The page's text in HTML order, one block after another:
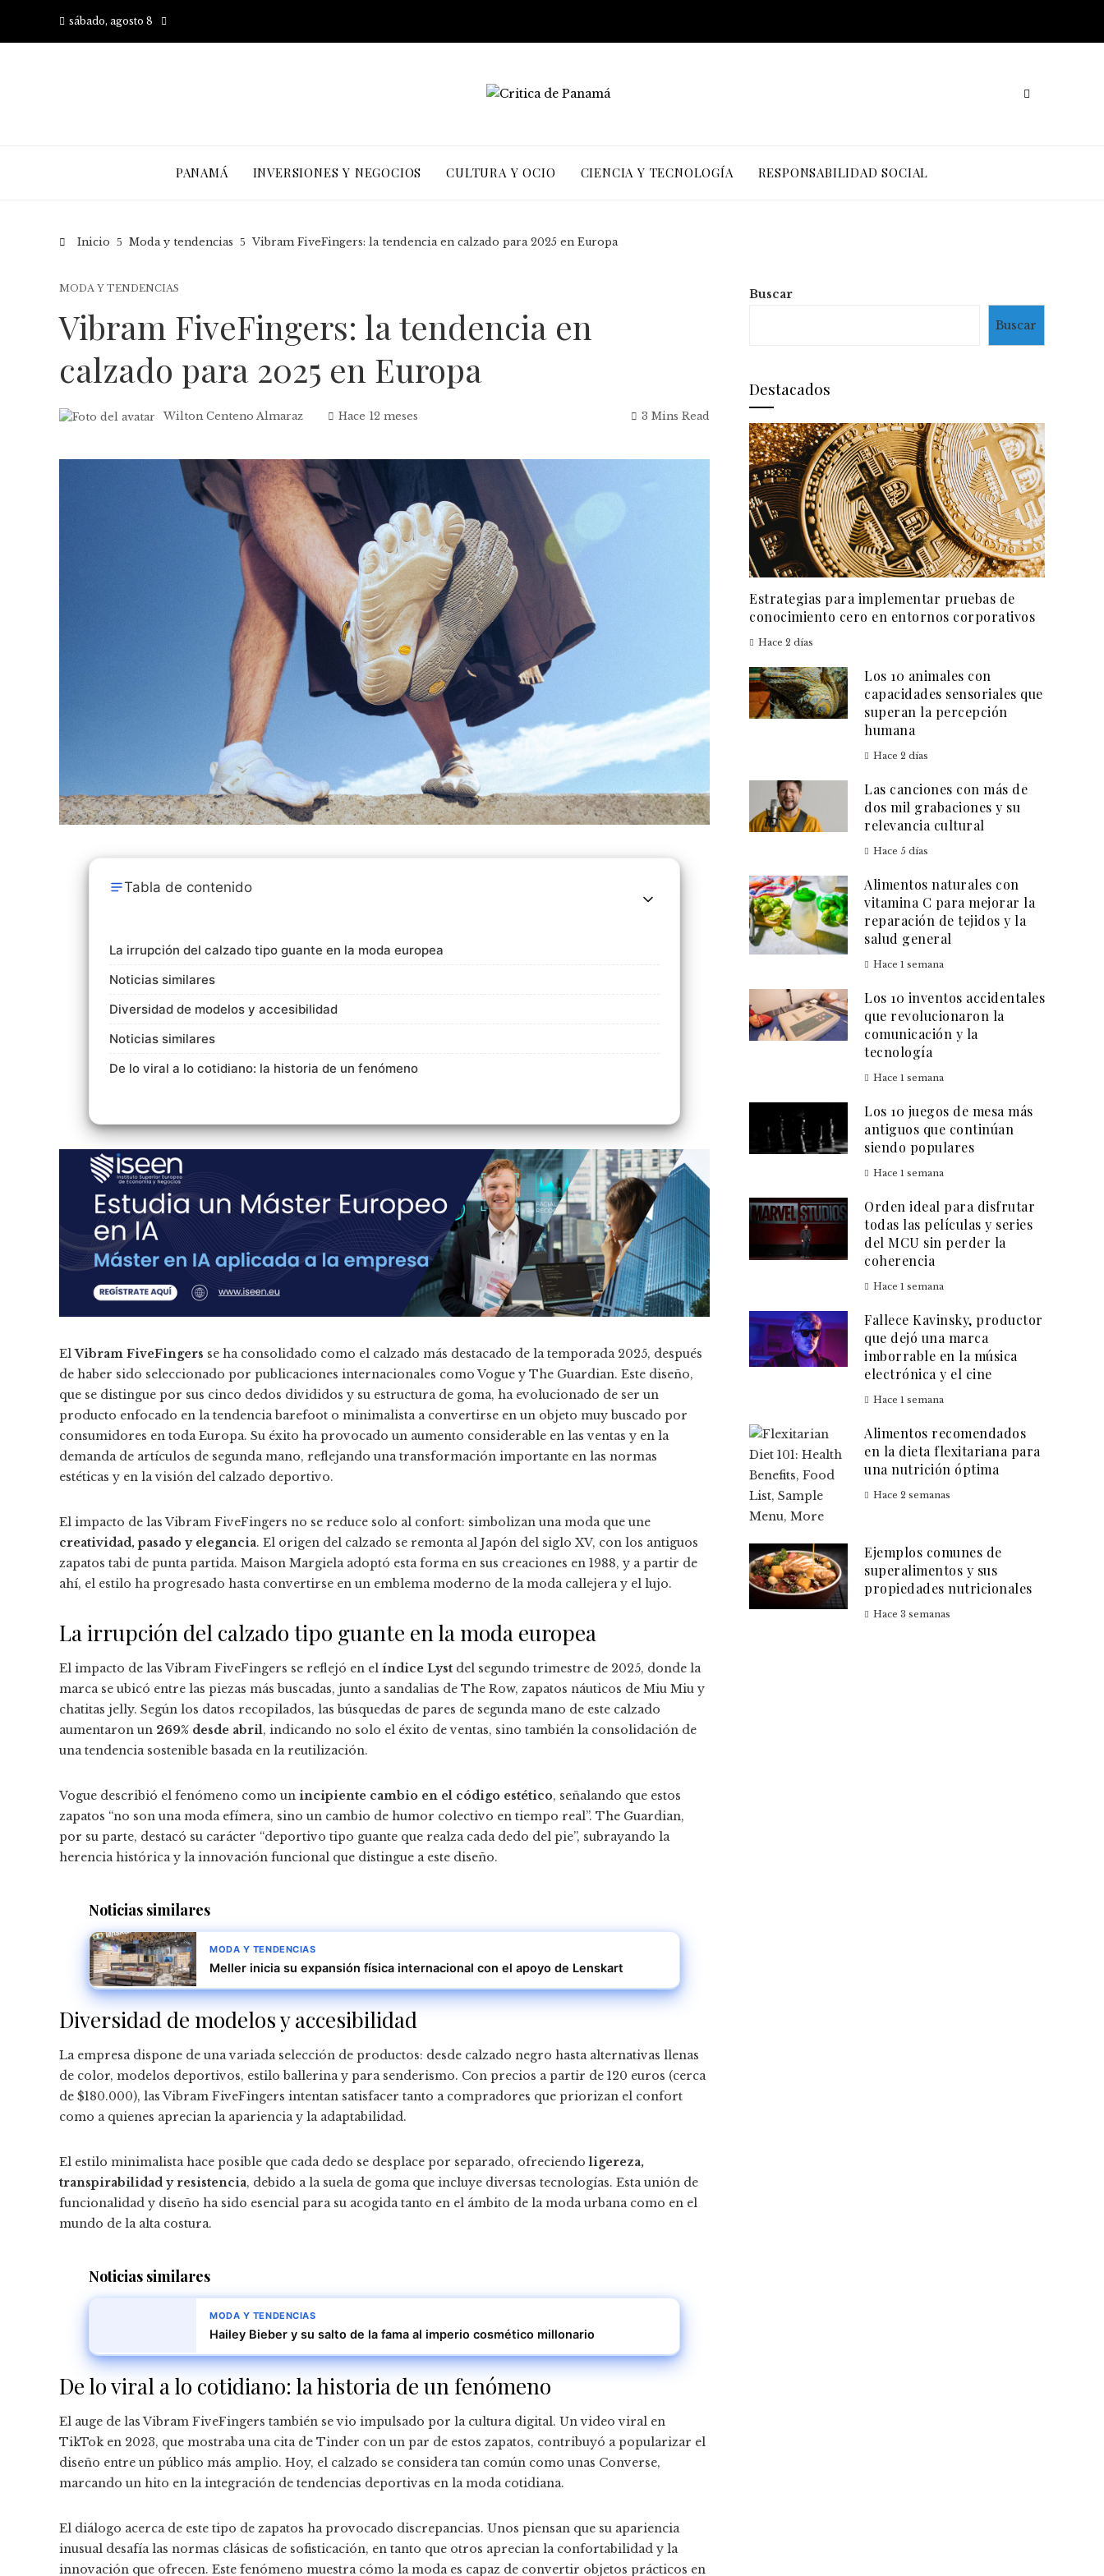
sábado, agosto 8
PANAMÁ INVERSIONES Y NEGOCIOS CULTURA Y OCIO CIENCIA Y TECNOLOGÍA RESPONSABILIDAD SOCIAL
Inicio Moda y tendencias Vibram FiveFingers: la tendencia en calzado para 2025 en Europa
MODA Y TENDENCIAS
Vibram FiveFingers: la tendencia en
calzado para 2025 en Europa
Wilton Centeno Almaraz Hace 12 meses 3 Mins Read
Tabla de contenido
La irrupción del calzado tipo guante en la moda europea
Noticias similares
Diversidad de modelos y accesibilidad
Noticias similares
De lo viral a lo cotidiano: la historia de un fenómeno
ElVibram FiveFingers se ha consolidado como el calzado más destacado de la temporada 2025, después
de haber sido seleccionado por publicaciones internacionales como Vogue y The Guardian. Este diseño,
que se distingue por sus cinco dedos divididos y su estructura de goma, ha evolucionado de ser un
producto enfocado en la tendencia barefoot o minimalista a convertirse en un objeto muy buscado por
consumidores en toda Europa. Su éxito ha provocado un aumento considerable en las ventas y en la
demanda de artículos de segunda mano, reflejando una transformación importante en las normas
estéticas y en la visión del calzado deportivo.
El impacto de las Vibram FiveFingers no se reduce solo al confort: simbolizan una moda que une
creatividad, pasado y elegancia. El origen del calzado se remonta al Japón del siglo XV, con los antiguos
zapatos tabi de punta partida. Maison Margiela adoptó esta forma en sus creaciones en 1988, y a partir de
ahí, el estilo ha progresado hasta convertirse en un emblema moderno de la moda callejera y el lujo.
La irrupción del calzado tipo guante en la moda europea
El impacto de las Vibram FiveFingers se reflejó en el índice Lyst del segundo trimestre de 2025, donde la
marca se ubicó entre las piezas más buscadas, junto a sandalias de The Row, zapatos náuticos de Miu Miu y
chatitas jelly. Según los datos recopilados, las búsquedas de pares de segunda mano de este calzado
aumentaron un 269% desde abril, indicando no solo el éxito de ventas, sino también la consolidación de
una tendencia sostenible basada en la reutilización.
Vogue describió el fenómeno como un incipiente cambio en el código estético, señalando que estos
zapatos “no son una moda efímera, sino un cambio de humor colectivo en tiempo real”. The Guardian,
por su parte, destacó su carácter “deportivo tipo guante que realza cada dedo del pie”, subrayando la
herencia histórica y la innovación funcional que distingue a este diseño.
Noticias similares
MODA Y TENDENCIAS
Meller inicia su expansión física internacional con el apoyo de Lenskart
Diversidad de modelos y accesibilidad
La empresa dispone de una variada selección de productos: desde calzado negro hasta alternativas llenas
de color, modelos deportivos, estilo ballerina y para senderismo. Con precios a partir de 120 euros (cerca
de $180.000), las Vibram FiveFingers intentan satisfacer tanto a compradores que priorizan el confort
como a quienes aprecian la apariencia y la adaptabilidad.
El estilo minimalista hace posible que cada dedo se desplace por separado, ofreciendoligereza,
transpirabilidad y resistencia, debido a la suela de goma que incluye diversas tecnologías. Esta unión de
funcionalidad y diseño ha sido esencial para su acogida tanto en el ámbito de la moda urbana como en el
mundo de la alta costura.
Noticias similares
MODA Y TENDENCIAS
Hailey Bieber y su salto de la fama al imperio cosmético millonario
De lo viral a lo cotidiano: la historia de un fenómeno
El auge de las Vibram FiveFingers también se vio impulsado por la cultura digital. Un video viral en
TikTok en 2023, que mostraba una cita de Tinder con un par de estos zapatos, contribuyó a popularizar el
diseño entre un público más amplio. Hoy, el calzado se considera tan común como unas Converse,
marcando un hito en la integración de tendencias deportivas en la moda cotidiana.
El diálogo acerca de este tipo de zapatos ha provocado discrepancias. Unos piensan que su apariencia
inusual desafía las normas clásicas de sofisticación, en tanto que otros aprecian la confortabilidad y la
innovación que ofrecen. Este fenómeno muestra cómo la moda es capaz de convertir objetos prácticos en
Buscar
Buscar
Destacados
Estrategias para implementar pruebas de
conocimiento cero en entornos corporativos
Hace 2 días
Los 10 animales con
capacidades sensoriales que
superan la percepción
humana
Hace 2 días
Las canciones con más de
dos mil grabaciones y su
relevancia cultural
Hace 5 días
Alimentos naturales con
vitamina C para mejorar la
reparación de tejidos y la
salud general
Hace 1 semana
Los 10 inventos accidentales
que revolucionaron la
comunicación y la
tecnología
Hace 1 semana
Los 10 juegos de mesa más
antiguos que continúan
siendo populares
Hace 1 semana
Orden ideal para disfrutar
todas las películas y series
del MCU sin perder la
coherencia
Hace 1 semana
Fallece Kavinsky, productor
que dejó una marca
imborrable en la música
electrónica y el cine
Hace 1 semana
Alimentos recomendados
en la dieta flexitariana para
una nutrición óptima
Hace 2 semanas
Ejemplos comunes de
superalimentos y sus
propiedades nutricionales
Hace 3 semanas